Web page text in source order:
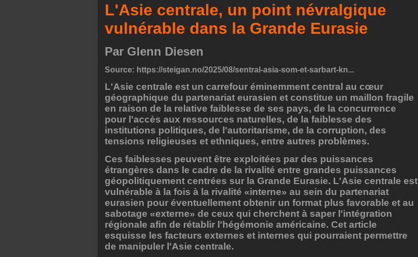
L'Asie centrale, un point névralgique
vulnérable dans la Grande Eurasie
Par Glenn Diesen
Source: https://steigan.no/2025/08/sentral-asia-som-et-sarbart-kn...
L'Asie centrale est un carrefour éminemment central au cœur
géographique du partenariat eurasien et constitue un maillon fragile
en raison de la relative faiblesse de ses pays, de la concurrence
pour l'accès aux ressources naturelles, de la faiblesse des
institutions politiques, de l'autoritarisme, de la corruption, des
tensions religieuses et ethniques, entre autres problèmes.
Ces faiblesses peuvent être exploitées par des puissances
étrangères dans le cadre de la rivalité entre grandes puissances
géopolitiquement centrées sur la Grande Eurasie. L'Asie centrale est
vulnérable à la fois à la rivalité «interne» au sein du partenariat
eurasien pour éventuellement obtenir un format plus favorable et au
sabotage «externe» de ceux qui cherchent à saper l'intégration
régionale afin de rétablir l'hégémonie américaine. Cet article
esquisse les facteurs externes et internes qui pourraient permettre
de manipuler l'Asie centrale.